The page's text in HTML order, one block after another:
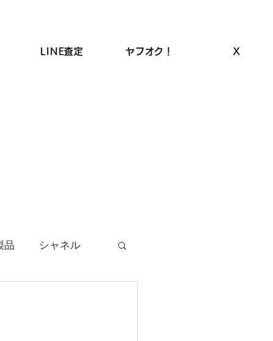
LINE査定 ヤフオク！ X
品 シャネル